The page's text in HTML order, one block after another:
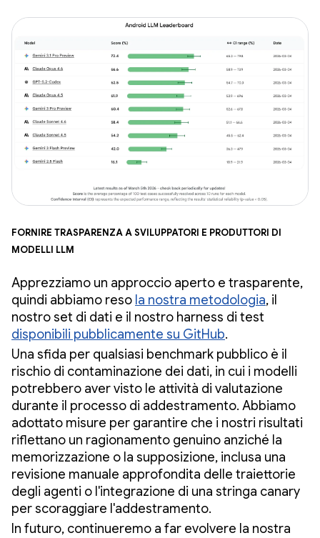
Fornire trasparenza a sviluppatori e produttori di
modelli LLM
Apprezziamo un approccio aperto e trasparente,
quindi abbiamo reso la nostra metodologia, il
nostro set di dati e il nostro harness di test
disponibili pubblicamente su GitHub.
Una sfida per qualsiasi benchmark pubblico è il
rischio di contaminazione dei dati, in cui i modelli
potrebbero aver visto le attività di valutazione
durante il processo di addestramento. Abbiamo
adottato misure per garantire che i nostri risultati
riflettano un ragionamento genuino anziché la
memorizzazione o la supposizione, inclusa una
revisione manuale approfondita delle traiettorie
degli agenti o l'integrazione di una stringa canary
per scoraggiare l'addestramento.
In futuro, continueremo a far evolvere la nostra